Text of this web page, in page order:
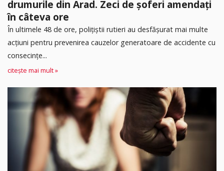
drumurile din Arad. Zeci de șoferi amendați
în câteva ore
În ultimele 48 de ore, polițiștii rutieri au desfășurat mai multe
acțiuni pentru prevenirea cauzelor generatoare de accidente cu
consecințe...
citește mai mult »